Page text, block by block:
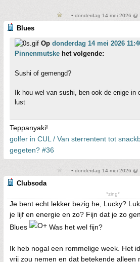
• donderdag 14 mei 2026 @
Blues
Op donderdag 14 mei 2026
Pinnenmutske het volgende:
Sushi of gemengd?
Ik hou wel van sushi, ben ook de enige in
lust
Teppanyaki!
golfer in CUL / Van sterrentent tot
gegeten? #36
• donderdag 14 mei 2026 @
Clubsoda
*zing*
Je bent echt lekker bezig he, Lucky?
je lijf en energie en zo? Fijn dat je zo
Blues
Was het wel fijn?
Ik heb nogal een rommelige week. Het
vrij zou nemen en dat betekende alleen